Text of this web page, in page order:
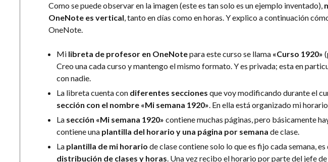
Como se puede observar en la imagen (este es tan solo es un ejemplo inventado),
OneNote es vertical, tanto en días como en horas. Y explico a continuación
OneNote.
Mi libreta de profesor en OneNotepara este curso se llama «Curso 1920»
Creo una cada curso y mantengo el mismo formato. Y es privada; esta en
con nadie.
La libreta cuenta con diferentes secciones que voy modificando durante el
sección con el nombre «Mi semana 1920». En ella está organizado mi
La sección «Mi semana 1920» contiene muchas páginas, pero básicamente
contiene una plantilla del horario y una página por semana de clase.
La plantilla de mi horario de clase contiene solo lo que es fijo cada semana, es
distribución de clases y horas. Una vez recibo el horario por parte del jefe